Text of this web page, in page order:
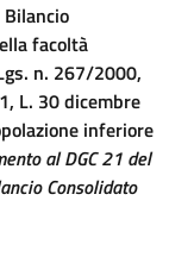
facoltà
n. 267/2000,
L. 30 dicembre
inferiore
al DGC 21 del
Consolidato